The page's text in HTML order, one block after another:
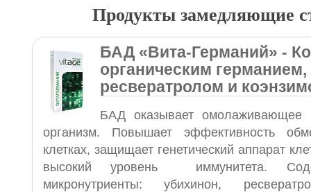
Продукты замедляющие
БАД «Вита-Германий» -
органическим германием,
ресвератролом и
БАД оказывает омолаживающее
организм. Повышает эффективность
клетках, защищает генетический аппарат
высокий уровень иммунитета.
микронутриенты: убихинон,